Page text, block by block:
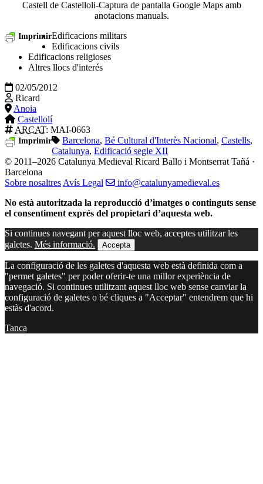
Castell de Castelloli-Captura de pantalla Google Maps amb
anotacions manuals.
ImprimirEdificacions militars
Edificacions civils
Edificacions religioses
Altres llocs d'interés
02/05/2012
Ricard
Anoia
Castellolí
ARCAT: MAI-0663
Imprimir Barcelona, Bé Cultural d'Interès Nacional, Castells,
Catalunya, Edificació segle XII
© 2011–2026 Catalunya Medieval Ricard Ballo i Montserrat Tañá ·
Barcelona
Sobre nosaltres Avís Legal
info@catalunyamedieval.es
No està autoritzada la reproducció d’imatges o continguts sense
el consentiment exprés del propietari d’aquesta web.
Si continues navegant per aquest lloc web, acceptes utilitzar les
galetes. Més informació. Accepta
La configuració de les galetes d'aquesta web està definida com a
"permet galetes" per poder oferir-te una millor experiència de
navegació. Si continues utilitzant aquest lloc web sense canviar la
configuració de galetes o bé cliques a "Acceptar" entendrem que hi
estàs d'acord.
Tanca